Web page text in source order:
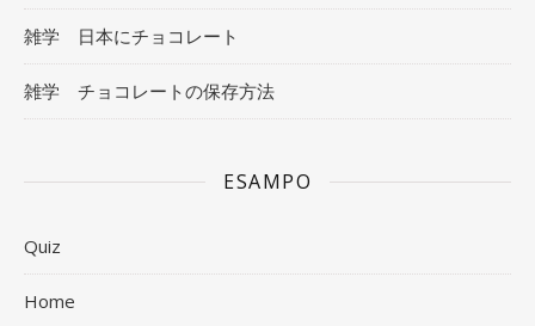
雑学 日本にチョコレート
雑学 チョコレートの保存方法
ESAMPO
Quiz
Home